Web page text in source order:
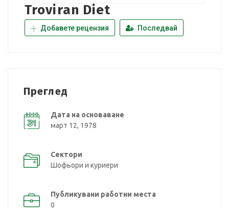
Troviran Diet
Добавете рецензия Последвай
Преглед
Дата на основаване
март 12, 1978
Сектори
Шофьори и куриери
Публикувани работни места
0